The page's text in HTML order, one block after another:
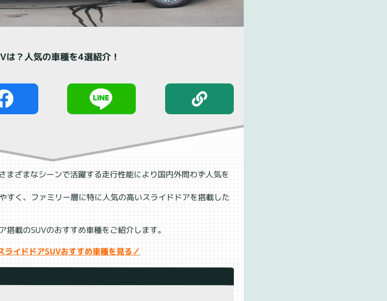
閉じる
は？人気の車種を4選紹介！
まざまなシーンで活躍する走行性能により国内外問わず人気を
すく、ファミリー層に特に人気の高いスライドドアを搭載した
載のSUVのおすすめ車種をご紹介します。
ライドドアSUVおすすめ車種を見る／